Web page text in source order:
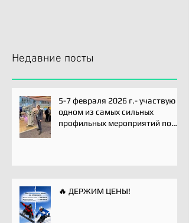
Недавние посты
5-7 февраля 2026 г.- участвую
одном из самых сильных
профильных мероприятий по
🔥 ДЕРЖИМ ЦЕНЫ!